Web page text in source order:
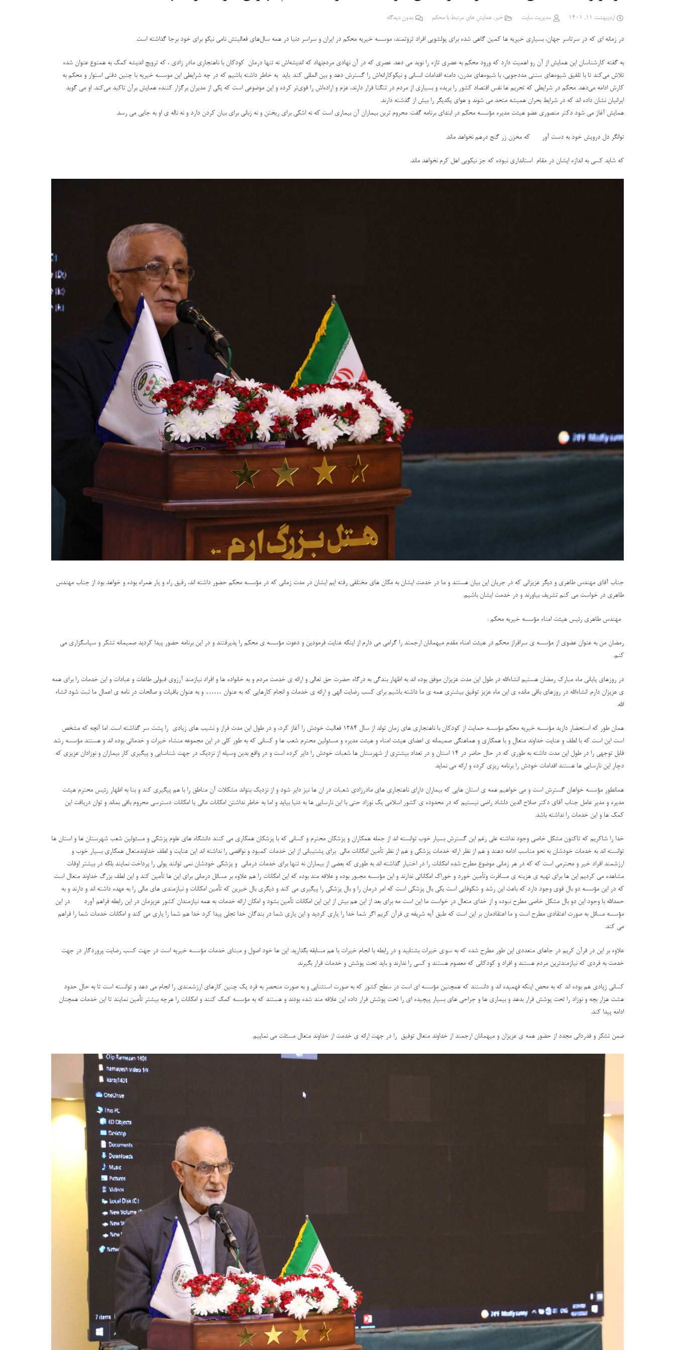
اردیبهشت 11, 1401 مدیریت سایت خبر,همایش های مرتبط با محکم بدون دیدگاه
در زمانه ای که در سرتاسر جهان، بسیاری خیریه ها کمین گاهی شده برای پولشویی افراد ثروتمند، موسسه خیریه محکم در ایران و سراسر دنیا در همه سال‌های فعالیتش نامی نیکو برای خود برجا گذاشته است.
به گفته کارشناسان این همایش از آن رو اهمیت دارد که ورود محکم به عصری تازه را نوید می دهد. عصری که در آن نهادی مردم‌نهاد که اندیشه‌اش نه تنها درمان کودکان با ناهنجاری مادر زادی ، که ترویج اندیشه کمک به همنوع عنوان شده
تلاش می‌کند تا با تلفیق شیوه‌های سنتی مددجویی، با شیوه‌های مدرن، دامنه اقدامات انسانی و نیکوکارانه‌اش را گسترش دهد و بین المللی کند. باید به خاطر داشته باشیم که در چه شرایطی این موسسه خیریه با چنین دقتی استوار و محکم به
کارش ادامه می‌دهد. محکم در شرایطی که تحریم ها نفس اقتصاد کشور را بریده و بسیاری از مردم در تنگنا قرار دارند، عزم و اراده‌اش را قوی‌تر کرده و این موضوعی است که یکی از مدیران برگزار کننده همایش برآن تاکید می‌کند. او می گوید
ایرانیان نشان داده اند که در شرایط بحران همیشه متحد می شوند و هوای یکدیگر را بیش از گذشته دارند.
همایش آغاز می شود دکتر منصوری عضو هیئت مدیره مؤسسه محکم در ابتدای برنامه گفت: محروم ترین بیماران آن بیماری است که نه اشکی برای ریختن و نه زبانی برای بیان کردن دارد و نه ناله ی او به جایی می رسد.
توانگر دل درویش خود به دست آور که مخزن زر گنج درهم نخواهد ماند.
که شاید کسی به اندازه ایشان در مقام استانداری نبوده که جز نیکویی اهل کرم نخواهد ماند.
جناب آقای مهندس طاهری و دیگر عزیزانی که در جریان این بیان هستند و ما در خدمت ایشان به مکان های مختلفی رفته ایم ایشان در مدت زمانی که در مؤسسه محکم حضور داشته اند، رفیق راه و یار همراه بوده و خواهد بود از جناب مهندس
طاهری در خواست می کنم تشریف بیاورند و در خدمت ایشان باشیم.
-مهندس طاهری رئیس هیئت امناء مؤسسه خیریه محکم :
رمضان من به عنوان عضوی از مؤسسه ی سرافراز محکم در هیئت امناء مقدم میهمانان ارجمند را گرامی می دارم از اینکه عنایت فرمودین و دعوت مؤسسه ی محکم را پذیرفتند و در این برنامه حضور پیدا کردید صمیمانه تشکر و سپاسگزاری می
کنم.
در روزهای پایانی ماه مبارک رمضان هستیم انشاءالله در طول این مدت عزیزان موفق بوده اند به اظهار بندگی به درگاه حضرت حق تعالی و ارائه ی خدمت مردم و به خانواده ها و افراد نیازمند آرزوی قبولی طاعات و عبادات و این خدمات را برای همه
ی عزیزان دارم. انشاءالله در روزهای باقی مانده ی این ماه عزیز توفیق بیشتری همه ی ما داشته باشیم برای کسب رضایت الهی و ارائه ی خدمات و انجام کارهایی که به عنوان ……. و به عنوان باقیات و صالحات در نامه ی اعمال ما ثبت شود انشاء
الله.
همان طور که استحضار دارید مؤسسه خیریه محکم مؤسسه حمایت از کودکان با ناهنجاری های زمان تولد از سال 1384 فعالیت خودش را آغاز کرد، و در طول این مدت فراز و نشیب های زیادی را پشت سر گذاشته است. اما آنچه که مشخص
است این است که با لطف و عنایت خداوند متعال و با همکاری و هماهنگی صمیمانه ی اعضای هیئت امناء و هیئت مدیره و مسئولین محترم شعب ها و کسانی که به طور کلی در این مجموعه منشاء خیرات و خدماتی بوده اند و هستند مؤسسه رشد
قابل توجهی را در طول این مدت داشته به طوری که در حال حاضر در 14 استان و در تعداد بیشتری از شهرستان ها شعبات خودش را دایر کرده است و در واقع بدین وسیله از نزدیک در جهت شناسایی و پیگیری کار بیماران و نوزادان عزیزی که
دچار این نارسایی ها هستند اقدامات خودش را برنامه ریزی کرده و ارائه می نماید.
همانطور مؤسسه خواهان گسترش است و می خواهیم همه ی استان هایی که بیماران دارای ناهنجاری های مادرزادی شعبات در ان ها نیز دایر شود و از نزدیک بتواند مشکلات آن مناطق را با هم پیگیری کند و بنا به اظهار رئیس محترم هیئت
مدیره و مدیر عامل جناب آقای دکتر صلاح الدین دلشاد راضی نیستیم که در محدوده ی کشور اسلامی یک نوزاد حتی با این نارسایی ها به دنیا بیاید و اما به خاطر نداشتن امکانات مالی یا امکانات دسترسی محروم باقی بماند و توان دریافت این
کمک ها و این خدمات را نداشته باشد.
خدا را شاکریم که تاکنون مشکل خاصی وجود نداشته علی رغم این گسترش بسیار خوب توانسته اند از جمله همکاران و پزشکان محترم و کسانی که با پزشکان همکاری می کنند دانشگاه های علوم پزشکی و مسئولین شعب شهرستان ها و استان ها
توانسته اند به خدمات خودشان به نحو مناسب ادامه دهند و هم از نظر ارائه خدمات پزشکی و هم از نظر تأمین امکانات مالی برای پشتیبانی از این خدمات کمبود و نواقصی را نداشته اند این عنایت و لطف خداوندمتعال همکاری بسیار خوب و
ارزشمند افراد خیر و محترمی است که که در هر زمانی موضوع مطرح شده امکانات را در اختیار گذاشته اند به طوری که بعضی از بیماران نه تنها برای خدمات درمانی و پزشکی خودشان نمی توانند پولی را پرداخت نمایند بلکه در بیشتر اوقات
مشاهده می کردیم این ها برای تهیه ی هزینه ی مسافرت وتأمین خورد و خوراک امکاناتی ندارند و این مؤسسه مجبور بوده و علاقه مند بوده که این امکانات را هم علاوه بر مسائل درمانی برای این ها تأمین کند و این لطف بزرگ خداوند متعال است
که در این مؤسسه دو بال قوی وجود دارد که باعث این رشد و شکوفایی است یکی بال پزشکی است که امر درمان را و بال پزشکی را پیگیری می کند و دیگری بال خیرین که تأمین امکانات و نیازمندی های مالی را به عهده داشته اند و دارند و به
حمدالله با وجود این دو بال مشکل خاصی مطرح نبوده و از خدای متعال در خواست ما این است مه برای بعد از این هم بیش از این این امکانات تأمین بشود و امکان ارائه خدمات به همه نیازمندان کشور عزیزمان در این رابطه فراهم آورد در این
مؤسسه مسائل به صورت اعتقادی مطرح است و ما اعتقادمان بر این است که طبق آیه شریفه ی قرآن کریم اگر شما خدا را یاری کردید و این یاری شما در بندگان خدا تجلی پیدا کرد خدا هم شما را یاری می کند و امکانات خدمات شما را فراهم
می کند.
علاوه بر این در قرآن کریم در جاهای متعددی این طور مطرح شده که به سو.ی خیرات بشتابید و در رابطه با انجام خیرات با هم مسابقه بگذارید. این ها خود اصول و مبنای خدمات مؤسسه خیریه است در جهت کسب رضایت پروردگار در جهت
خدمت به فردی که نیازمندترین مردم هستند و افراد و کودکانی که معصوم هستند و کسی را ندارند و باید تحت پوشش و خدمات قرار بگیرند.
کسانی زیادی هم بوده اند که به محض اینکه فهمیده اند و دانستند که همچنین مؤسسه ای است در سطح کشور که به صورت استثنایی و به صورت منحصر به فرد یک چنین کارهای ارزشمندی را انجام می دهد و توانسته است تا به حال حدود
هشت هزار بچه و نوزاد را تحت پوشش قرار بدهد و بیماری ها و جراحی های بسیار پیچیده ای را تحت پوشش قرار داده این علاقه مند شده بودند و هستند که به مؤسسه کمک کنند و امکانات را هرچه بیشتر تأمین نمایند تا این خدمات همچنان
ادامه پیدا کند.
ضمن تشکر و قدردانی مجدد از حضور همه ی عزیزان و میهمانان ارجمند از خداوند متعال توفیق را در جهت ارائه ی خدمت از خداوند متعال مسئلت می نماییم.